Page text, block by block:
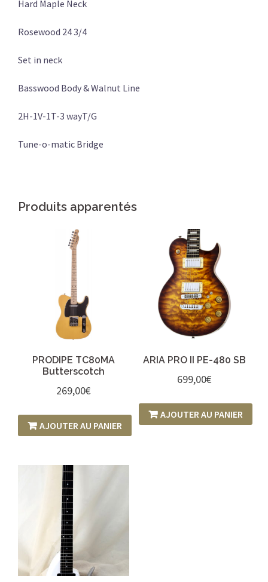
Hard Maple Neck
Rosewood 24 3/4
Set in neck
Basswood Body & Walnut Line
2H-1V-1T-3 wayT/G
Tune-o-matic Bridge
Produits apparentés
PRODIPE TC80MA
Butterscotch
269,00€
AJOUTER AU PANIER
ARIA PRO II PE-480 SB
699,00€
AJOUTER AU PANIER